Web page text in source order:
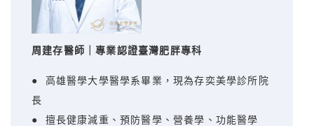
周建存醫師｜專業認證臺灣肥胖專科
● 高雄醫學大學醫學系畢業，現為存奕美學診所院
長
● 擅長健康減重、預防醫學、營養學、功能醫學